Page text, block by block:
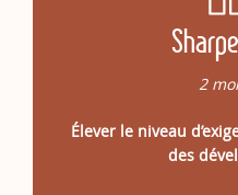
2
Élever le niveau
des